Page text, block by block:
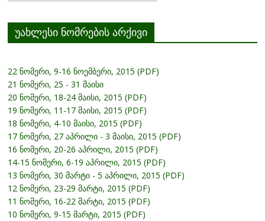
არქივი
უახლესი ნომრების არქივი
22 ნომერი, 9-16 ნოემბერი, 2015 (PDF)
21 ნომერი, 25 - 31 მაისი
20 ნომერი, 18-24 მაისი, 2015 (PDF)
19 ნომერი, 11-17 მაისი, 2015 (PDF)
18 ნომერი, 4-10 მაისი, 2015 (PDF)
17 ნომერი, 27 აპრილი - 3 მაისი, 2015 (PDF)
16 ნომერი, 20-26 აპრილი, 2015 (PDF)
14-15 ნომერი, 6-19 აპრილი, 2015 (PDF)
13 ნომერი, 30 მარტი - 5 აპრილი, 2015 (PDF)
12 ნომერი, 23-29 მარტი, 2015 (PDF)
11 ნომერი, 16-22 მარტი, 2015 (PDF)
10 ნომერი, 9-15 მარტი, 2015 (PDF)